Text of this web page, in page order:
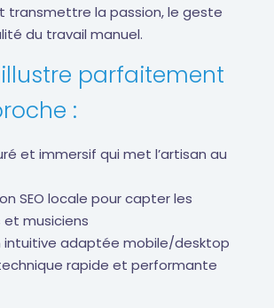
transmettre la passion, le geste
du travail manuel.
parfaitement
:
et immersif qui met l’artisan au
SEO locale pour capter les
musiciens
intuitive adaptée mobile/desktop
rapide et performante